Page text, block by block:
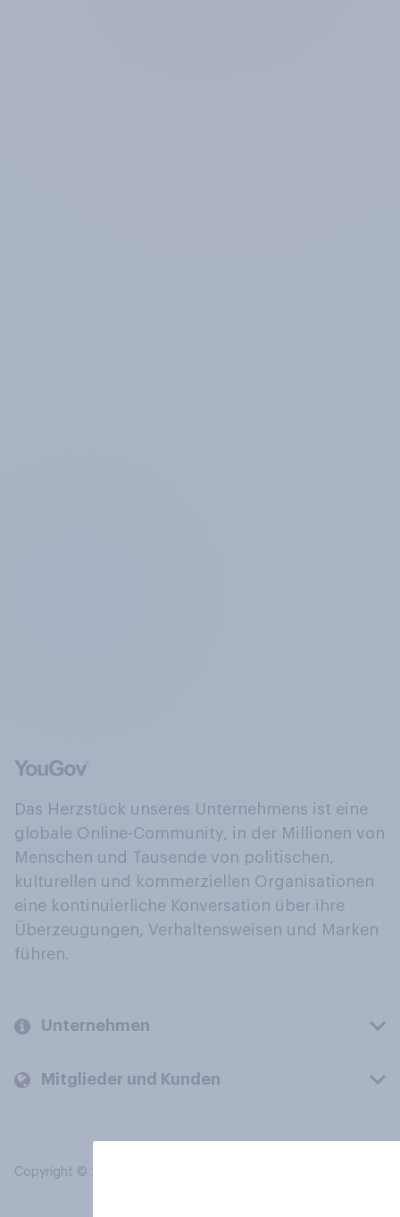
Das Herzstück unseres Unternehmens ist eine
globale Online-Community, in der Millionen von
Menschen und Tausende von politischen,
kulturellen und kommerziellen Organisationen
eine kontinuierliche Konversation über ihre
Überzeugungen, Verhaltensweisen und Marken
führen.
Unternehmen
Mitglieder und Kunden
Copyright © 2026 YouGov PLC. Alle Rechte vorbehalten.